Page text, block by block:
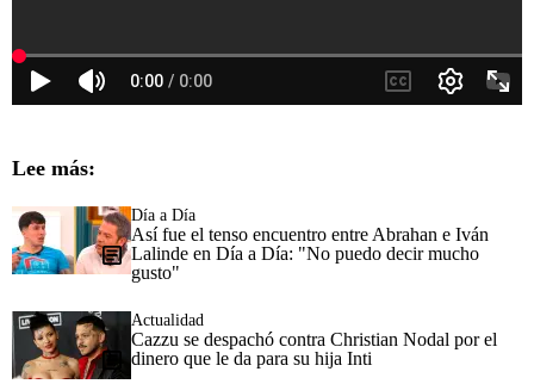
Lee más:
Día a Día
Así fue el tenso encuentro entre Abrahan e Iván
Lalinde en Día a Día: "No puedo decir mucho
gusto"
Actualidad
Cazzu se despachó contra Christian Nodal por el
dinero que le da para su hija Inti